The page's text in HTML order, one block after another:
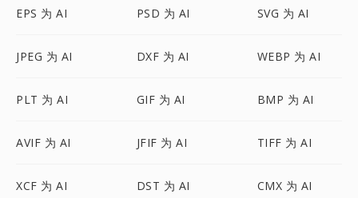
EPS 为 AI PSD 为 AI SVG 为 AI
JPEG 为 AI DXF 为 AI WEBP 为 AI
PLT 为 AI GIF 为 AI BMP 为 AI
AVIF 为 AI JFIF 为 AI TIFF 为 AI
XCF 为 AI DST 为 AI CMX 为 AI